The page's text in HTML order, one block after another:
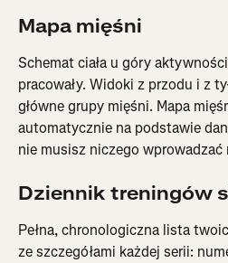
Mapa mięśni
Schemat ciała u góry
pracowały. Widoki z przodu i z
główne grupy mięśni. Mapa
automatycznie na podstawie
nie musisz niczego wprowadzać
Dziennik treningów
Pełna, chronologiczna lista
ze szczegółami każdej serii: